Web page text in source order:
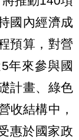
國內經濟成
預算，對營
年來參與國
計畫、綠色
收結構中，
惠於國家政